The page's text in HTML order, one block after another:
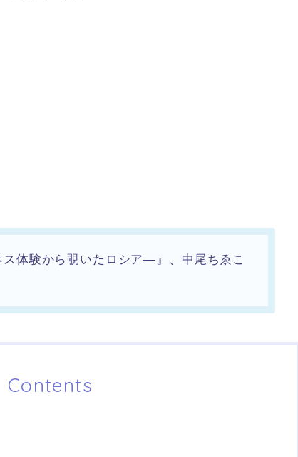
体験から覗いたロシア―』、中尾ちゑこ
Contents